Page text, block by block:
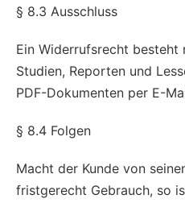
§ 8.3 Ausschluss
Ein Widerrufsrecht
Studien, Reporten und
PDF-Dokumenten per E-
§ 8.4 Folgen
Macht der Kunde von
fristgerecht Gebrauch, so